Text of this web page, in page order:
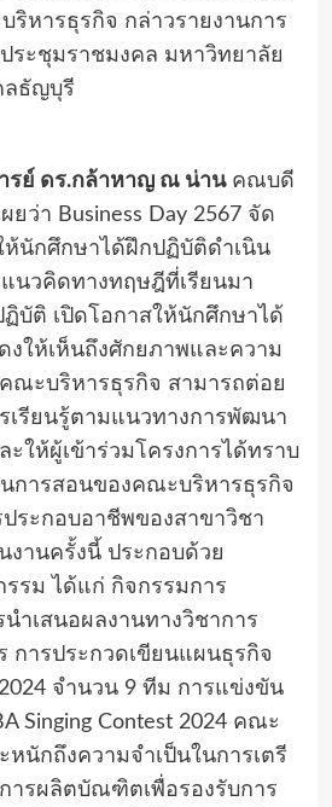
หารธุรกิจ กล่าวรายงานการ
ระชุมราชมงคล มหาวิทยาลัย
ลธัญบุรี
รย์ ดร.กล้าหาญ ณ น่านคณบดี
ว่า Business Day 2567 จัด
ห้นักศึกษาได้ฝึกปฏิบัติดำเนิน
นวคิดทางทฤษฎีที่เรียนมา
บัติ เปิดโอกาสให้นักศึกษาได้
งให้เห็นถึงศักยภาพและความ
ณะบริหารธุรกิจ สามารถต่อย
เรียนรู้ตามแนวทางการพัฒนา
ะให้ผู้เข้าร่วมโครงการได้ทราบ
การสอนของคณะบริหารธุรกิจ
ระกอบอาชีพของสาขาวิชา
งานครั้งนี้ ประกอบด้วย
รม ได้แก่ กิจกรรมการ
ำเสนอผลงานทางวิชาการ
การประกวดเขียนแผนธุรกิจ
2024 จำนวน 9 ทีม การแข่งขัน
Singing Contest 2024 คณะ
หนักถึงความจำเป็นในการเตรี
ารผลิตบัณฑิตเพื่อรองรับการ